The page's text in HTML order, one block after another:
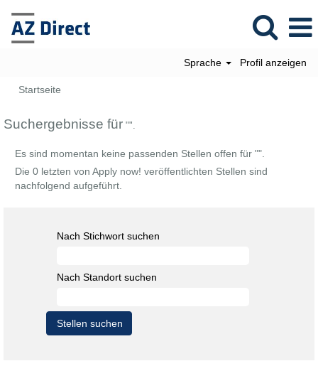
Sprache Profil anzeigen
Startseite
Suchergebnisse für "".
Es sind momentan keine passenden Stellen offen für "".
Die 0 letzten von Apply now! veröffentlichten Stellen sind
nachfolgend aufgeführt.
Nach Stichwort suchen
Nach Standort suchen